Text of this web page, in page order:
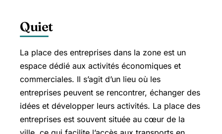
Quiet
La place des entreprises dans la zone est un
espace dédié aux activités économiques et
commerciales. Il s’agit d’un lieu où les
entreprises peuvent se rencontrer, échanger des
idées et développer leurs activités. La place des
entreprises est souvent située au cœur de la